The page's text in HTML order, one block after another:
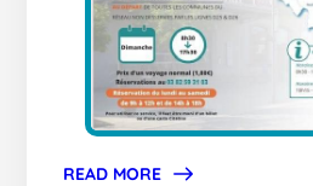
READ MORE